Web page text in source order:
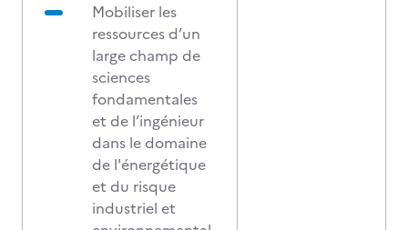
Mobiliser les
ressources d’un
large champ de
sciences
fondamentales
et de l’ingénieur
dans le domaine
de l'énergétique
et du risque
industriel et